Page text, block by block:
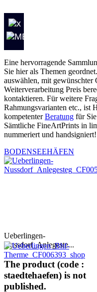
Eine hervorragende
Sie hier als Themen
auswählen, mit gewünschter
Weiterverarbeitung Preis
kontaktieren. Für weitere
Rahmungsvarianten etc., ist
kompetenterBeratung für
Sämtliche FineArtPrints in
nummeriert und handsigniert!
BODENSEEHÄFEN
Ueberlingen-
Nussdorf_Anlegeste...
The product (code :
staedtehaefen) is not
published.